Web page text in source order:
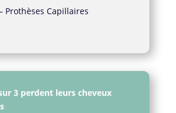
Prothèses Capillaires
3 perdent leurs cheveux